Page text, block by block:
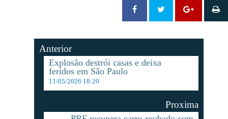
Anterior
Explosão destrói casas e deixa
feridos em São Paulo
11/05/2026 18:20
Proxima